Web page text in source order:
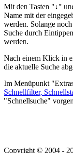
Mit den Tasten "↓"
Name mit der
werden. Solange
Suche durch
werden.
Nach einem Klick in
die aktuelle Suche
Im Menüpunkt "
Schnellfilter,
"Schnellsuche"
Copyright © 2004 -